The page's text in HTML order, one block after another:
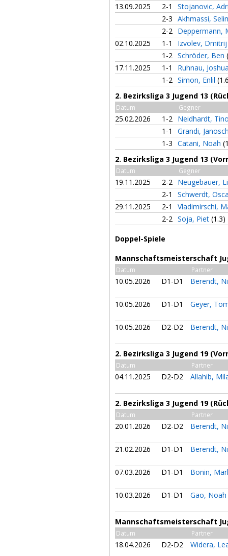
13.09.2025 2-1
Stojanovic,
2-3 Akhmassi,
2-2 Deppermann,
02.10.2025
1-1
Izvolev,
1-2 Schröder, Ben
17.11.2025
1-1
Ruhnau,
1-2 Simon, Enlil
2. Bezirksliga 3 Jugend 13
Datum Gegner
25.02.2026 1-2 Neidhardt,
1-1
Grandi,
1-3 Catani, Noah
2. Bezirksliga 3 Jugend 13
Datum Gegner
19.11.2025 2-2 Neugebauer,
2-1
Schwerdt,
29.11.2025
2-1
Vladimirschi,
2-2 Soja, Piet (1.3)
Doppel-Spiele
Mannschaftsmeisterschaft
Datum Partner
10.05.2026 D1-D1 Berendt,
10.05.2026 D1-D1 Geyer,
10.05.2026 D2-D2 Berendt,
2. Bezirksliga 3 Jugend 19
Datum Partner
04.11.2025 D2-D2 Allahib,
2. Bezirksliga 3 Jugend 19
Datum Partner
20.01.2026 D2-D2 Berendt,
21.02.2026 D1-D1 Berendt,
07.03.2026 D1-D1 Bonin,
10.03.2026 D1-D1 Gao, Noah
Mannschaftsmeisterschaft
Datum Partner
18.04.2026 D2-D2 Widera,